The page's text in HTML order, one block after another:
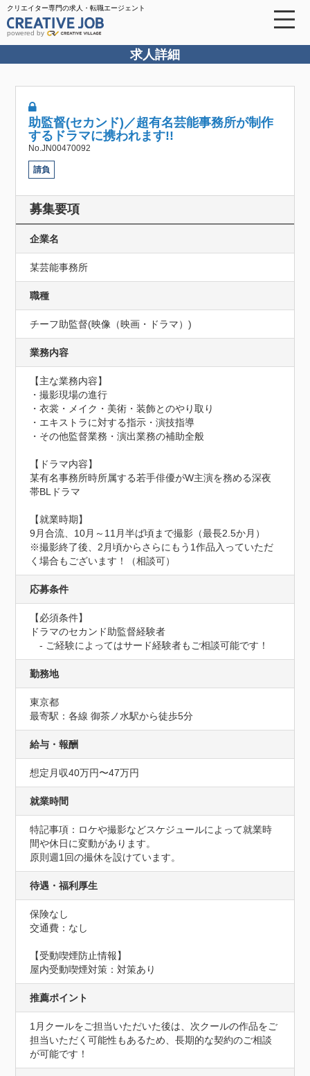
クリエイター専門の求人・転職エージェント
powered by
求人詳細
助監督(セカンド)／超有名芸能事務所が制作
するドラマに携われます!!
No.JN00470092
請負
募集要項
企業名
某芸能事務所
職種
チーフ助監督(映像（映画・ドラマ）)
業務内容
【主な業務内容】
・撮影現場の進行
・衣裳・メイク・美術・装飾とのやり取り
・エキストラに対する指示・演技指導
・その他監督業務・演出業務の補助全般
【ドラマ内容】
某有名事務所時所属する若手俳優がW主演を務める深夜
帯BLドラマ
【就業時期】
9月合流、10月～11月半ば頃まで撮影（最長2.5か月）
※撮影終了後、2月頃からさらにもう1作品入っていただ
く場合もございます！（相談可）
応募条件
【必須条件】
ドラマのセカンド助監督経験者
- ご経験によってはサード経験者もご相談可能です！
勤務地
東京都
最寄駅：各線 御茶ノ水駅から徒歩5分
給与・報酬
想定月収40万円〜47万円
就業時間
特記事項：ロケや撮影などスケジュールによって就業時
間や休日に変動があります。
原則週1回の撮休を設けています。
待遇・福利厚生
保険なし
交通費：なし
【受動喫煙防止情報】
屋内受動喫煙対策：対策あり
推薦ポイント
1月クールをご担当いただいた後は、次クールの作品をご
担当いただく可能性もあるため、長期的な契約のご相談
が可能です！